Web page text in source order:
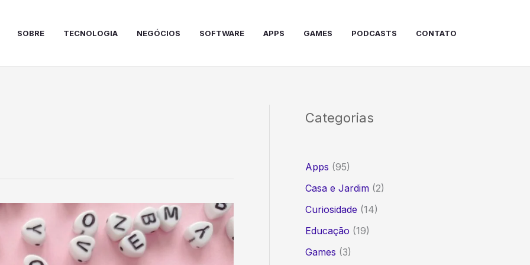
SOBRE TECNOLOGIA NEGÓCIOS SOFTWARE APPS GAMES PODCASTS CONTATO
Categorias
Apps (95)
Casa e Jardim (2)
Curiosidade (14)
Educação (19)
Games (3)